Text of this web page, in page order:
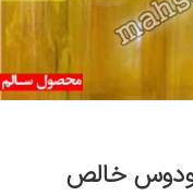
خالص